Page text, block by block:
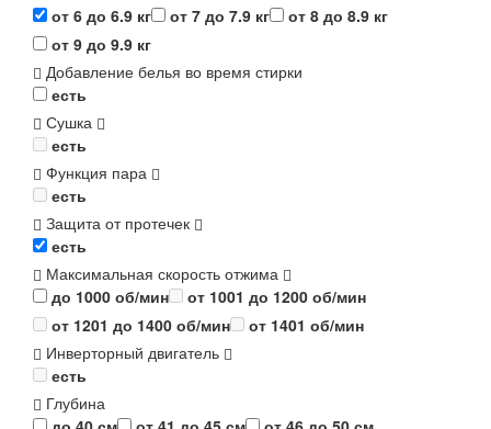
от 6 до 6.9 кг
от 7 до 7.9 кг
от 8 до 8.9 кг
от 9 до 9.9 кг
Добавление белья во время стирки
есть
Сушка
есть
Функция пара
есть
Защита от протечек
есть
Максимальная скорость отжима
до 1000 об/мин
от 1001 до 1200 об/мин
от 1201 до 1400 об/мин
от 1401 об/мин
Инверторный двигатель
есть
Глубина